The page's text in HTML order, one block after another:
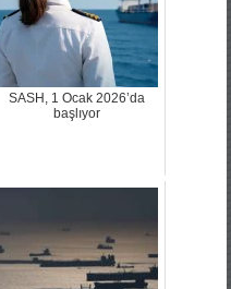
SASH, 1 Ocak 2026’da
başlıyor